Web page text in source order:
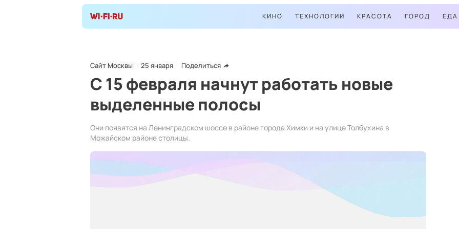
КИНО ТЕХНОЛОГИИ КРАСОТА ГОРОД ЕДА
Сайт Москвы 25 января Поделиться
С 15 февраля начнут работать новые
выделенные полосы
Они появятся на Ленинградском шоссе в районе города Химки и на улице Толбухина в
Можайском районе столицы.